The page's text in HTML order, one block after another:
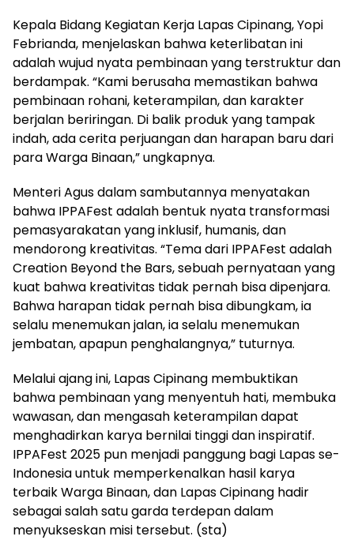
Kepala Bidang Kegiatan Kerja Lapas Cipinang, Yopi
Febrianda, menjelaskan bahwa keterlibatan ini
adalah wujud nyata pembinaan yang terstruktur dan
berdampak. “Kami berusaha memastikan bahwa
pembinaan rohani, keterampilan, dan karakter
berjalan beriringan. Di balik produk yang tampak
indah, ada cerita perjuangan dan harapan baru dari
para Warga Binaan,” ungkapnya.
Menteri Agus dalam sambutannya menyatakan
bahwa IPPAFest adalah bentuk nyata transformasi
pemasyarakatan yang inklusif, humanis, dan
mendorong kreativitas. “Tema dari IPPAFest adalah
Creation Beyond the Bars, sebuah pernyataan yang
kuat bahwa kreativitas tidak pernah bisa dipenjara.
Bahwa harapan tidak pernah bisa dibungkam, ia
selalu menemukan jalan, ia selalu menemukan
jembatan, apapun penghalangnya,” tuturnya.
Melalui ajang ini, Lapas Cipinang membuktikan
bahwa pembinaan yang menyentuh hati, membuka
wawasan, dan mengasah keterampilan dapat
menghadirkan karya bernilai tinggi dan inspiratif.
IPPAFest 2025 pun menjadi panggung bagi Lapas se-
Indonesia untuk memperkenalkan hasil karya
terbaik Warga Binaan, dan Lapas Cipinang hadir
sebagai salah satu garda terdepan dalam
menyukseskan misi tersebut. (sta)